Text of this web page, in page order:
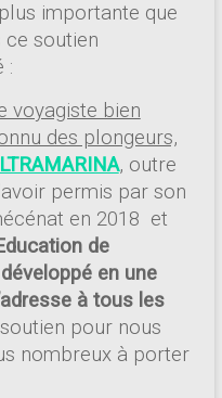
importante que
ce soutien
:
voyagiste bien
des plongeurs,
, outre
permis par son
en 2018 et
de
en une
à tous les
pour nous
nombreux à porter